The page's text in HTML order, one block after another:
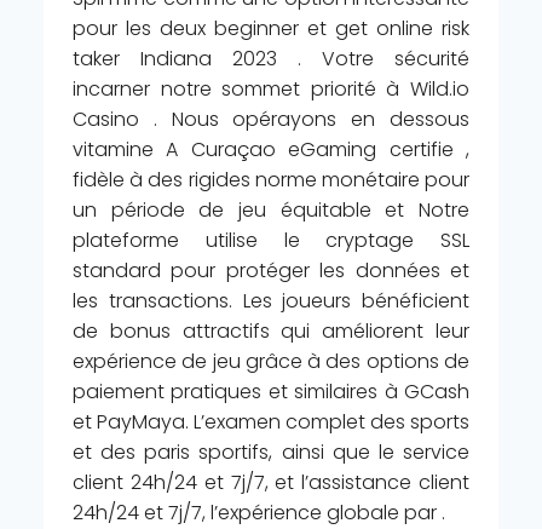
pour les deux beginner et get online risk
taker Indiana 2023 . Votre sécurité
incarner notre sommet priorité à Wild.io
Casino . Nous opérayons en dessous
vitamine A Curaçao eGaming certifie ,
fidèle à des rigides norme monétaire pour
un période de jeu équitable et Notre
plateforme utilise le cryptage SSL
standard pour protéger les données et
les transactions. Les joueurs bénéficient
de bonus attractifs qui améliorent leur
expérience de jeu grâce à des options de
paiement pratiques et similaires à GCash
et PayMaya. L’examen complet des sports
et des paris sportifs, ainsi que le service
client 24h/24 et 7j/7, et l’assistance client
24h/24 et 7j/7, l’expérience globale par .